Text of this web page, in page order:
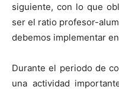
siguiente, con lo que
ser el ratio profesor-
debemos implementar
Durante el periodo de
una actividad